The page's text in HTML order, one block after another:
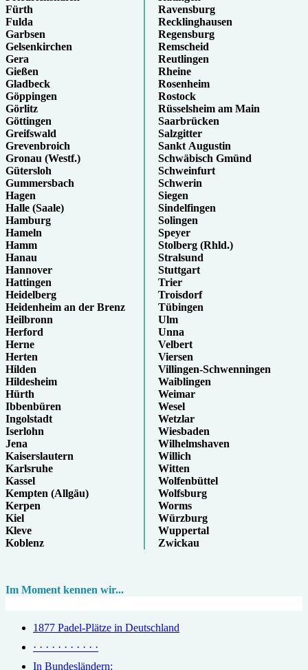
Fürth
Fulda
Garbsen
Gelsenkirchen
Gera
Gießen
Gladbeck
Göppingen
Görlitz
Göttingen
Greifswald
Grevenbroich
Gronau (Westf.)
Gütersloh
Gummersbach
Hagen
Halle (Saale)
Hamburg
Hameln
Hamm
Hanau
Hannover
Hattingen
Heidelberg
Heidenheim an der Brenz
Heilbronn
Herford
Herne
Herten
Hilden
Hildesheim
Hürth
Ibbenbüren
Ingolstadt
Iserlohn
Jena
Kaiserslautern
Karlsruhe
Kassel
Kempten (Allgäu)
Kerpen
Kiel
Kleve
Koblenz
Ravensburg
Recklinghausen
Regensburg
Remscheid
Reutlingen
Rheine
Rosenheim
Rostock
Rüsselsheim am Main
Saarbrücken
Salzgitter
Sankt Augustin
Schwäbisch Gmünd
Schweinfurt
Schwerin
Siegen
Sindelfingen
Solingen
Speyer
Stolberg (Rhld.)
Stralsund
Stuttgart
Trier
Troisdorf
Tübingen
Ulm
Unna
Velbert
Viersen
Villingen-Schwenningen
Waiblingen
Weimar
Wesel
Wetzlar
Wiesbaden
Wilhelmshaven
Willich
Witten
Wolfenbüttel
Wolfsburg
Worms
Würzburg
Wuppertal
Zwickau
Im Moment kennen wir...
1877 Padel-Plätze in Deutschland
· · · · · · · · · · ·
In Bundesländern: